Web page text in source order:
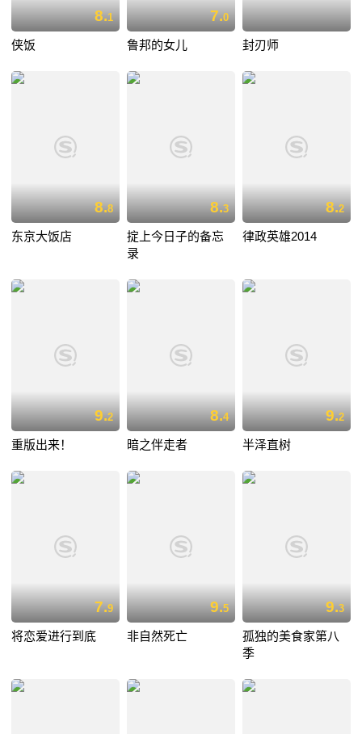
8.1
侠饭
7.0
鲁邦的女儿 封刃师
8.8
东京大饭店
8.3
掟上今日子的备忘
录
8.2
律政英雄2014
9.2
重版出来！
8.4
暗之伴走者
9.2
半泽直树
7.9
将恋爱进行到底
9.5
非自然死亡
9.3
孤独的美食家第八
季